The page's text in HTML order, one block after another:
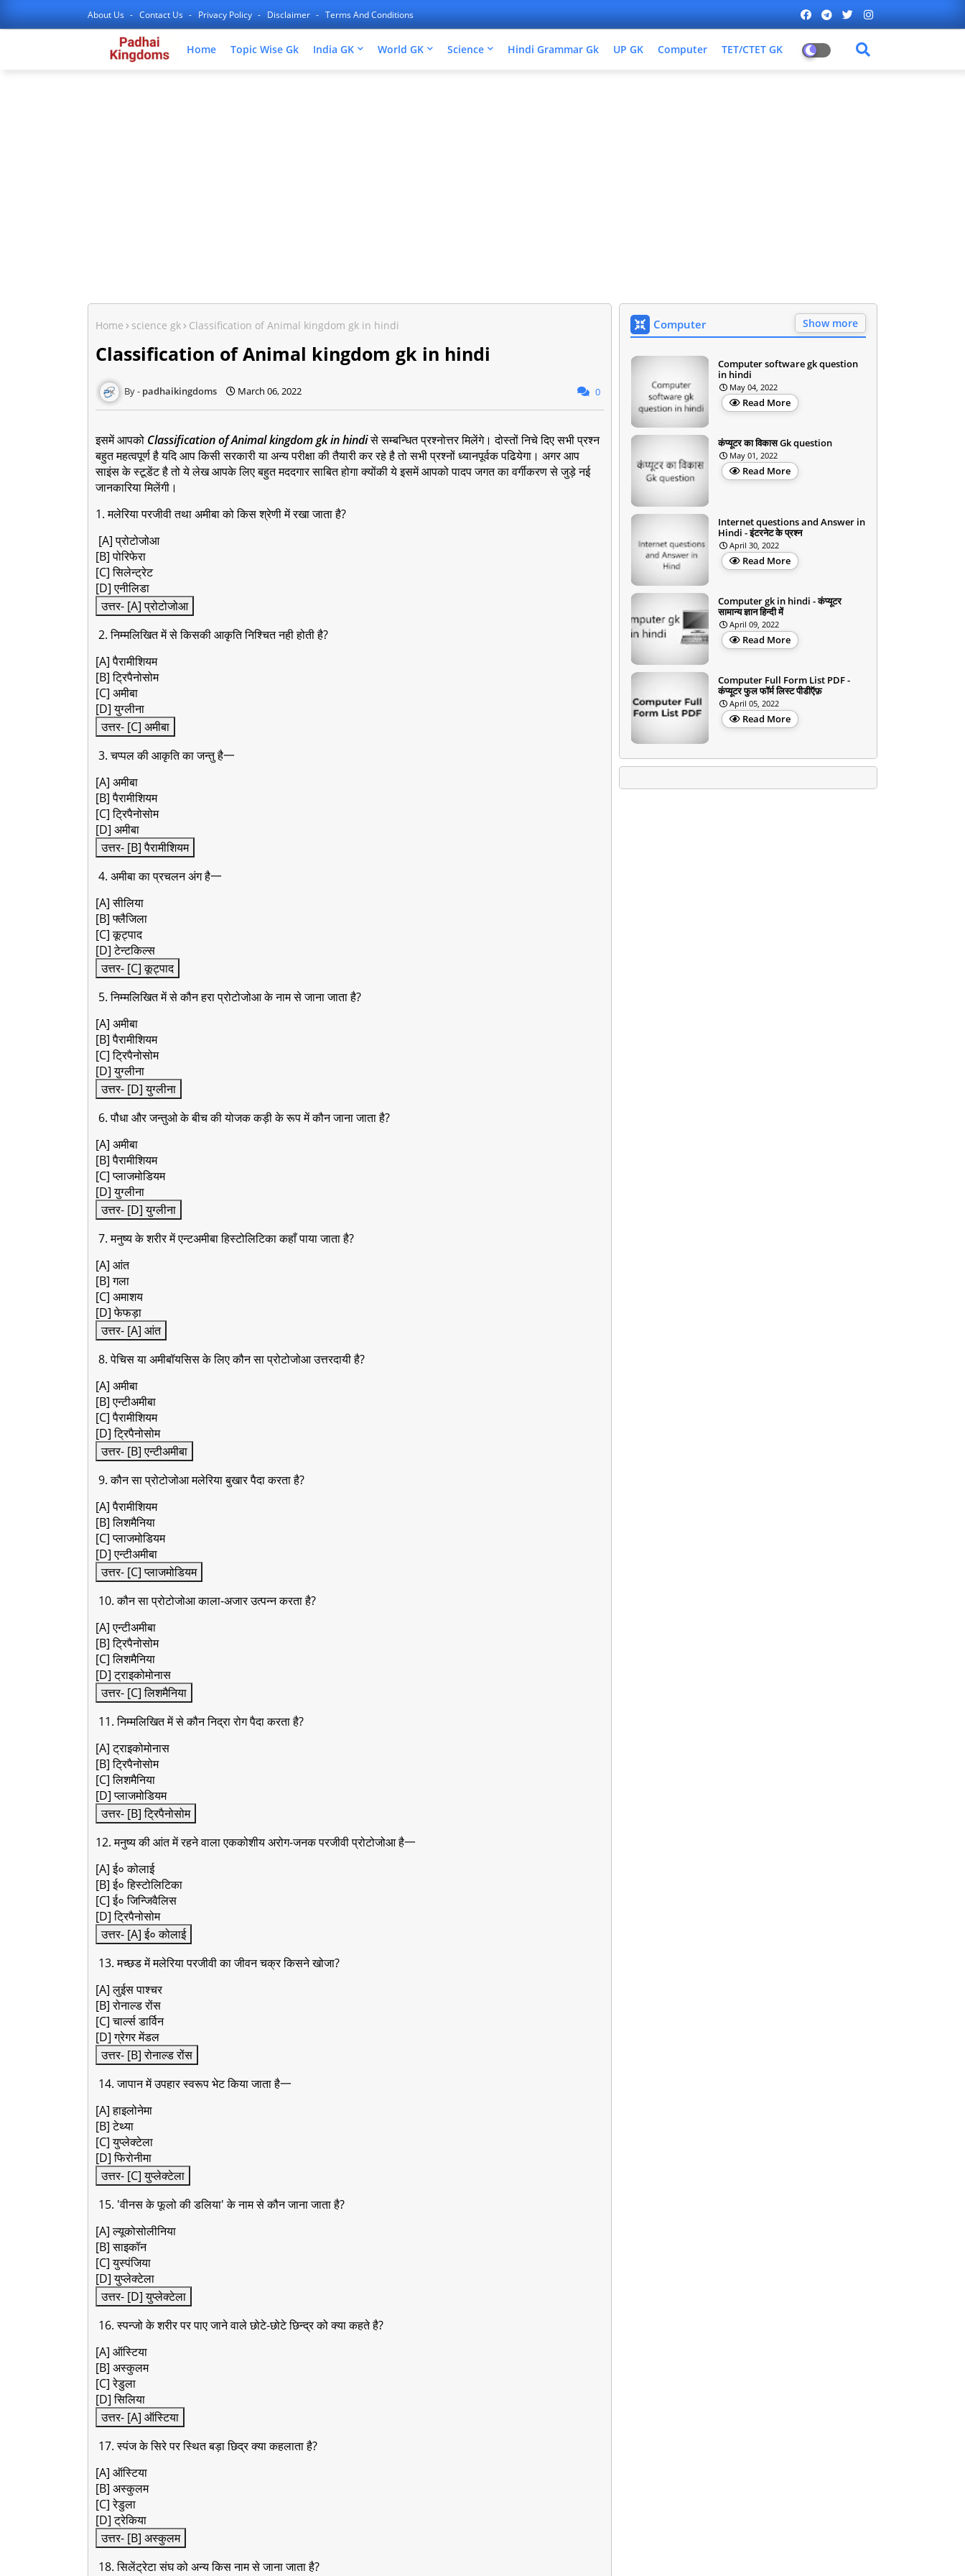
About Us Contact Us Privacy Policy Disclaimer Terms And Conditions
Home Topic Wise Gk India GK World GK Science Hindi Grammar Gk UP GK Computer TET/CTET GK
Home science gk Classification of Animal kingdom gk in hindi
Classification of Animal kingdom gk in hindi
padhaikingdoms March 06, 2022 0
इसमें आपको Classification of Animal kingdom gk in hindiसे सम्बन्धित प्रश्नोत्तर मिलेंगे। दोस्तों निचे दिए सभी प्रश्न
बहुत महत्वपूर्ण है यदि आप किसी सरकारी या अन्य परीक्षा की तैयारी कर रहे है तो सभी प्रश्नों ध्यानपूर्वक पढियेगा। अगर आप
साइंस के स्टूडेंट है तो ये लेख आपके लिए बहुत मददगार साबित होगा क्योंकी ये इसमें आपको पादप जगत का वर्गीकरण से जुड़े नई
जानकारिया मिलेंगी।
1. मलेरिया परजीवी तथा अमीबा को किस श्रेणी में रखा जाता है?
[A] प्रोटोजोआ
[B] पोरिफेरा
[C] सिलेन्ट्रेट
[D] एनीलिडा
उत्तर- [A] प्रोटोजोआ
2. निम्मलिखित में से किसकी आकृति निश्चित नही होती है?
[A] पैरामीशियम
[B] ट्रिपैनोसोम
[C] अमीबा
[D] युग्लीना
उत्तर- [C] अमीबा
3. चप्पल की आकृति का जन्तु है一
[A] अमीबा
[B] पैरामीशियम
[C] ट्रिपैनोसोम
[D] अमीबा
उत्तर- [B] पैरामीशियम
4. अमीबा का प्रचलन अंग है一
[A] सीलिया
[B] फ्लैजिला
[C] कूट्पाद
[D] टेन्टकिल्स
उत्तर- [C] कूट्पाद
5. निम्मलिखित में से कौन हरा प्रोटोजोआ के नाम से जाना जाता है?
[A] अमीबा
[B] पैरामीशियम
[C] ट्रिपैनोसोम
[D] युग्लीना
उत्तर- [D] युग्लीना
6. पौधा और जन्तुओ के बीच की योजक कड़ी के रूप में कौन जाना जाता है?
[A] अमीबा
[B] पैरामीशियम
[C] प्लाजमोडियम
[D] युग्लीना
उत्तर- [D] युग्लीना
7. मनुष्य के शरीर में एन्टअमीबा हिस्टोलिटिका कहाँ पाया जाता है?
[A] आंत
[B] गला
[C] अमाशय
[D] फेफड़ा
उत्तर- [A] आंत
8. पेचिस या अमीबॉयसिस के लिए कौन सा प्रोटोजोआ उत्तरदायी है?
[A] अमीबा
[B] एन्टीअमीबा
[C] पैरामीशियम
[D] ट्रिपैनोसोम
उत्तर- [B] एन्टीअमीबा
9. कौन सा प्रोटोजोआ मलेरिया बुखार पैदा करता है?
[A] पैरामीशियम
[B] लिशमैनिया
[C] प्लाजमोडियम
[D] एन्टीअमीबा
उत्तर- [C] प्लाजमोडियम
10. कौन सा प्रोटोजोआ काला-अजार उत्पन्न करता है?
[A] एन्टीअमीबा
[B] ट्रिपैनोसोम
[C] लिशमैनिया
[D] ट्राइकोमोनास
उत्तर- [C] लिशमैनिया
11. निम्मलिखित में से कौन निद्रा रोग पैदा करता है?
[A] ट्राइकोमोनास
[B] ट्रिपैनोसोम
[C] लिशमैनिया
[D] प्लाजमोडियम
उत्तर- [B] ट्रिपैनोसोम
12. मनुष्य की आंत में रहने वाला एककोशीय अरोग-जनक परजीवी प्रोटोजोआ है一
[A] ई० कोलाई
[B] ई० हिस्टोलिटिका
[C] ई० जिन्जिवैलिस
[D] ट्रिपैनोसोम
उत्तर- [A] ई० कोलाई
13. मच्छड में मलेरिया परजीवी का जीवन चक्र किसने खोजा?
[A] लुईस पाश्चर
[B] रोनाल्ड रोंस
[C] चार्ल्स डार्विन
[D] ग्रेगर मेंडल
उत्तर- [B] रोनाल्ड रोंस
14. जापान में उपहार स्वरूप भेट किया जाता है一
[A] हाइलोनेमा
[B] टेथ्या
[C] युप्लेक्टेला
[D] फिरोनीमा
उत्तर- [C] युप्लेक्टेला
15. 'वीनस के फूलो की डलिया' के नाम से कौन जाना जाता है?
[A] ल्यूकोसोलीनिया
[B] साइकॉन
[C] युस्पंजिया
[D] युप्लेक्टेला
उत्तर- [D] युप्लेक्टेला
16. स्पन्जो के शरीर पर पाए जाने वाले छोटे-छोटे छिन्द्र को क्या कहते है?
[A] ऑस्टिया
[B] अस्कुलम
[C] रेडुला
[D] सिलिया
उत्तर- [A] ऑस्टिया
17. स्पंज के सिरे पर स्थित बड़ा छिद्र क्या कहलाता है?
[A] ऑस्टिया
[B] अस्कुलम
[C] रेडुला
[D] ट्रेकिया
उत्तर- [B] अस्कुलम
18. सिलेंट्रेटा संघ को अन्य किस नाम से जाना जाता है?
Computer Show more
Computer software gk question
in hindi
May 04, 2022
Read More
कंप्यूटर का विकास Gk question
May 01, 2022
Read More
Internet questions and Answer in
Hindi - इंटरनेट के प्रश्न
April 30, 2022
Read More
Computer gk in hindi - कंप्यूटर
सामान्य ज्ञान हिन्दी में
April 09, 2022
Read More
Computer Full Form List PDF -
कंप्यूटर फुल फॉर्म लिस्ट पीडीऍफ़
April 05, 2022
Read More